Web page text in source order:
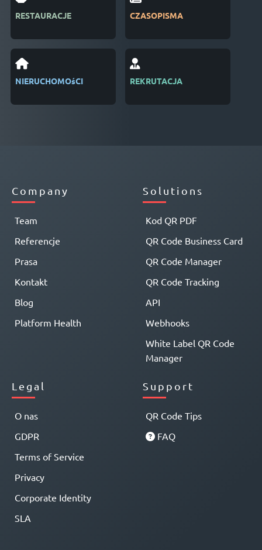
RESTAURACJE
NIERUCHOMOśCI
CZASOPISMA
REKRUTACJA
Company
Team
Referencje
Prasa
Kontakt
Blog
Platform Health
Solutions
Kod QR PDF
QR Code Business Card
QR Code Manager
QR Code Tracking
API
Webhooks
White Label QR Code
Manager
Legal
O nas
GDPR
Terms of Service
Privacy
Corporate Identity
SLA
Support
QR Code Tips
FAQ